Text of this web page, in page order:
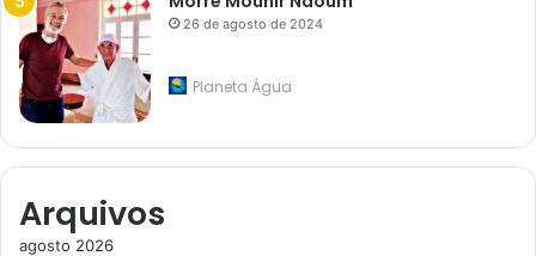
26 de agosto de 2024
Planeta Água
Arquivos
agosto 2026